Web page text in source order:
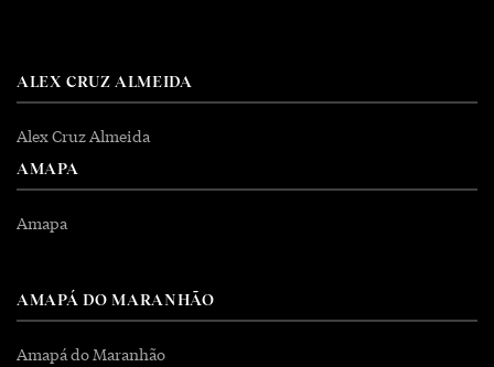
ALEX CRUZ ALMEIDA
Alex Cruz Almeida
AMAPA
Amapa
AMAPÁ DO MARANHÃO
Amapá do Maranhão